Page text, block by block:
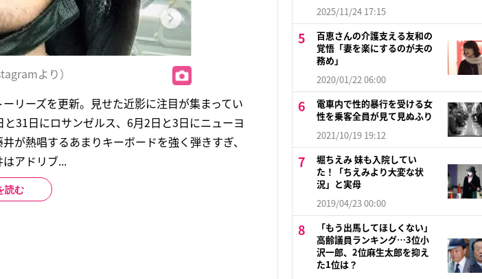
より）
リーズを更新。見せた近影に注目が集まってい
31日にロサンゼルス、6月2日と3日にニューヨ
が熱唱するあまりキーボードを強く弾きすぎ、
アドリブ...
読む
2025/11/24 17:15
百恵さんの介護支える友和の
覚悟「妻を楽にするのが夫の
務め」
2020/01/22 06:00
電車内で性的暴行を受ける女
性を乗客全員が見て見ぬふり
2021/10/19 19:12
堀ちえみ 妹も入院してい
た！「ちえみより大変な状
況」と実母
2019/04/23 00:00
「もう出馬してほしくない」
高齢議員ランキング…3位小
沢一郎、2位麻生太郎を抑え
た1位は？